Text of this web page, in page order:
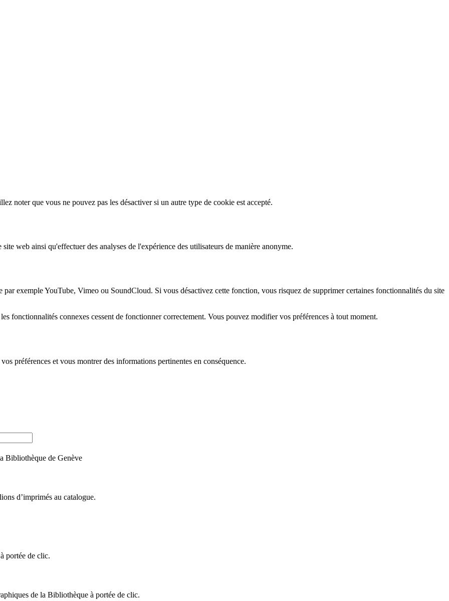
noter que vous ne pouvez pas les désactiver si un autre type de cookie est accepté.
web ainsi qu'effectuer des analyses de l'expérience des utilisateurs de manière anonyme.
exemple YouTube, Vimeo ou SoundCloud. Si vous désactivez cette fonction, vous risquez de supprimer certaines fonctionnalités du site
fonctionnalités connexes cessent de fonctionner correctement. Vous pouvez modifier vos préférences à tout moment.
préférences et vous montrer des informations pertinentes en conséquence.
Bibliothèque de Genève
d’imprimés au catalogue.
portée de clic.
de la Bibliothèque à portée de clic.